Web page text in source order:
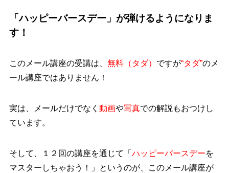
「ハッピーバースデー」が弾けるようになりま
す！
このメール講座の受講は、 無料（タダ） ですが“タダ”のメ
ール講座ではありません！
実は、メールだけでなく 動画や写真での解説もおつけし
ています。
そして、１２回の講座を通じて 「 ハッピーバースデーを
マスターしちゃおう！」
というのが、このメール講座が